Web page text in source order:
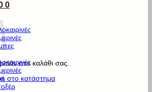
0
στο καλάθι σας.
στο κατάστημα